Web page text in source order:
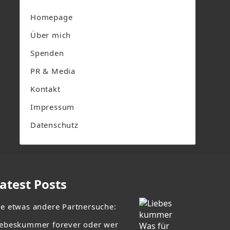
Homepage
Über mich
Spenden
PR & Media
Kontakt
Impressum
Datenschutz
Posts
etwas andere Partnersuche:
forever oder wer